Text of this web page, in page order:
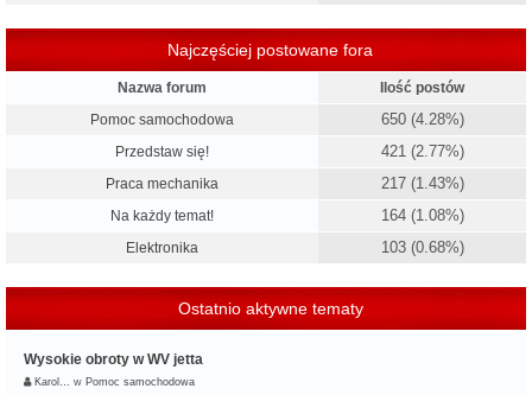
Najczęściej postowane fora
Nazwa forum
Ilość postów
Pomoc samochodowa
650 (4.28%)
Przedstaw się! 421 (2.77%)
Praca mechanika 217 (1.43%)
Na każdy temat! 164 (1.08%)
Elektronika 103 (0.68%)
Ostatnio aktywne tematy
Wysokie obroty w WV jetta
Karol… w Pomoc samochodowa